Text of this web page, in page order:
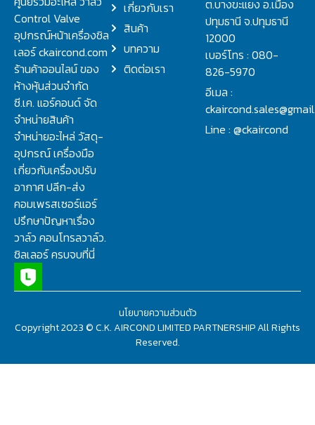
Control Valve
อุปกรณ์หน้าเครื่องชิล
เลอร์ ckaircond.com
ร้านค้าออนไลน์ ของ
ห้างหุ้นส่วนจำกัด
ซี.เค. แอร์คอนด์ จัด
จำหน่ายสินค้า
จำหน่ายอะไหล่ วัสดุ-
อุปกรณ์ เครื่องมือ
เกี่ยวกับเครื่องปรับ
อากาศ ปลีก-ส่ง
คอมเพรสเซอร์แอร์
ปรึกษาปัญหาเรื่อง
วาล์ว คอนโทรลวาล์ว.
ชิลเลอร์ ครบจบที่นี่
เกี่ยวกับเรา
สินค้า
บทความ
ติดต่อเรา
ต.บางขะแยง อ.เมือง
ปทุมธานี จ.ปทุมธานี
12000
เบอร์โทร : 080-
826-5970
อีเมล :
Line : @ckaircond
Copyright 2023 © C.K. AIRCOND LIMITED PARTNERSHIP All Rights
Reserved.
นโยบายความส่วนตัว